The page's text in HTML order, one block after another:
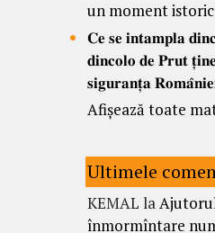
un moment istoric
𝐂𝐞 𝐬𝐞 𝐢𝐧𝐭𝐚𝐦𝐩𝐥𝐚
𝐝𝐢𝐧𝐜𝐨𝐥𝐨 𝐝𝐞 𝐏𝐫𝐮𝐭
𝐬𝐢𝐠𝐮𝐫𝐚𝐧𝐭̦𝐚
Afișează toate
Ultimele
KEMAL la
înmormîntare